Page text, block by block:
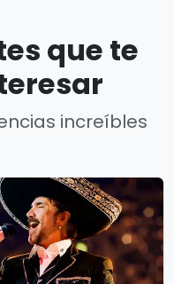
que te
increíbles